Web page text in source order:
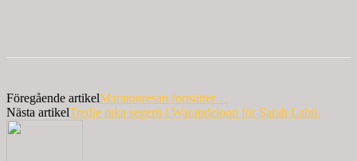
Föregående artikelMaratonresan fortsätter…
Nästa artikelTredje raka segern i Warandeloop för Sarah Lahti.